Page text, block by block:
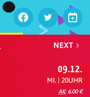
NEXT
09.12.
MI. | 20UHR
AK: 6.00 €